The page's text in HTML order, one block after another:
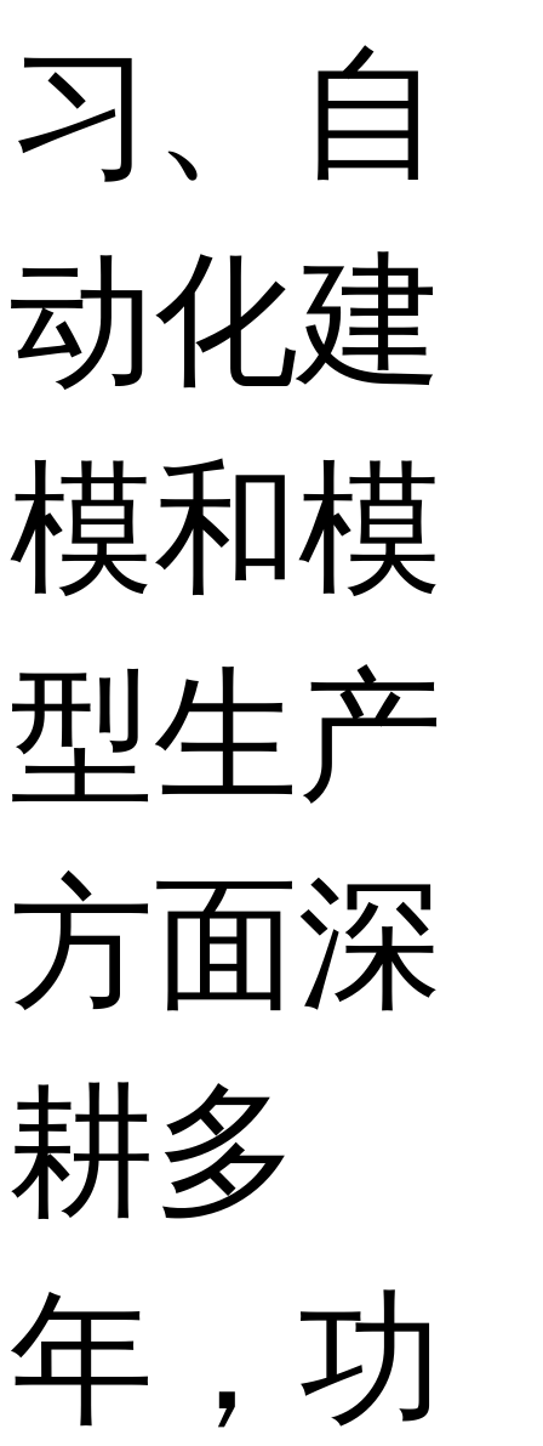
习、自
动化建
模和模
型生产
方面深
耕多
年，功